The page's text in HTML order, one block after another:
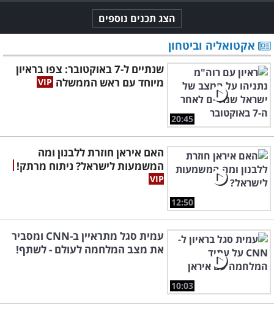
הצג תכנים נוספים
אקטואליה וביטחון
20:45
שנתיים ל-7 באוקטובר: צפו בראיון
מיוחד עם ראש הממשלה
12:50
האם איראן חוזרת ללבנון ומה
המשמעות לישראל? ניתוח מרתק!
10:03
עמית סגל מתראיין ב-CNN ומסביר
את מצב המלחמה לעולם - לשתף!